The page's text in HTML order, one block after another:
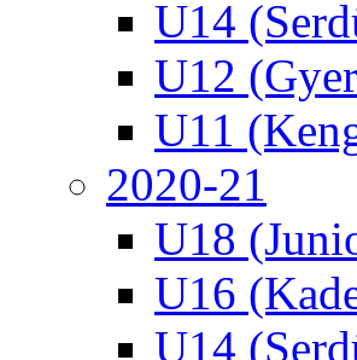
U14
U12
U11
2020-21
U18
U16
U14